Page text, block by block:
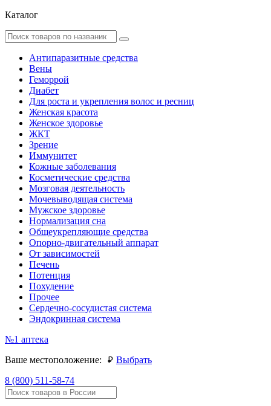
Каталог
Антипаразитные средства
Вены
Геморрой
Диабет
Для роста и укрепления волос и ресниц
Женская красота
Женское здоровье
ЖКТ
Зрение
Иммунитет
Кожные заболевания
Косметические средства
Мозговая деятельность
Мочевыводящая система
Мужское здоровье
Нормализация сна
Общеукрепляющие средства
Опорно-двигательный аппарат
От зависимостей
Печень
Потенция
Похудение
Прочее
Сердечно-сосудистая система
Эндокринная система
№1 аптека
Ваше местоположение:
руб. Выбрать
8 (800) 511-58-74